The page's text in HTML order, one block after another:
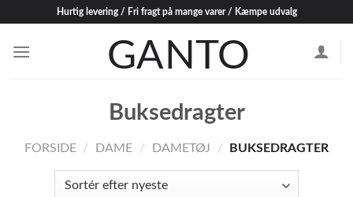
content
Hurtig levering / Fri fragt på mange varer / Kæmpe udvalg
Buksedragter
FORSIDE / DAME / DAMETØJ / BUKSEDRAGTER